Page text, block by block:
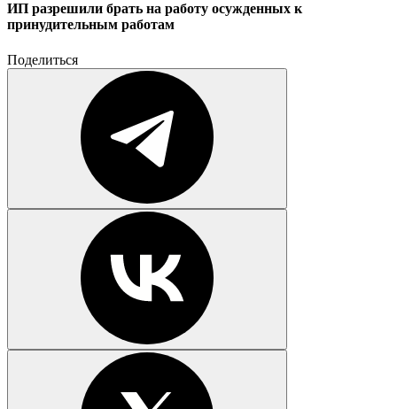
ИП разрешили брать на работу осужденных к
принудительным работам
Поделиться